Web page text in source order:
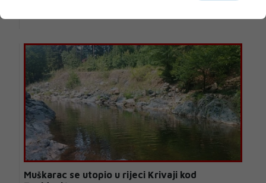
Muškarac se utopio u rijeci Krivaji kod